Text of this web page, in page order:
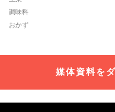
調味料
おかず
媒体資料を